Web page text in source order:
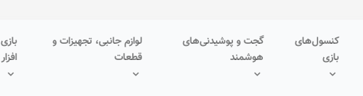
کنسول‌های
بازی
گجت و پوشیدنی‌های
هوشمند
لوازم جانبی، تجهیزات و
قطعات
افزار